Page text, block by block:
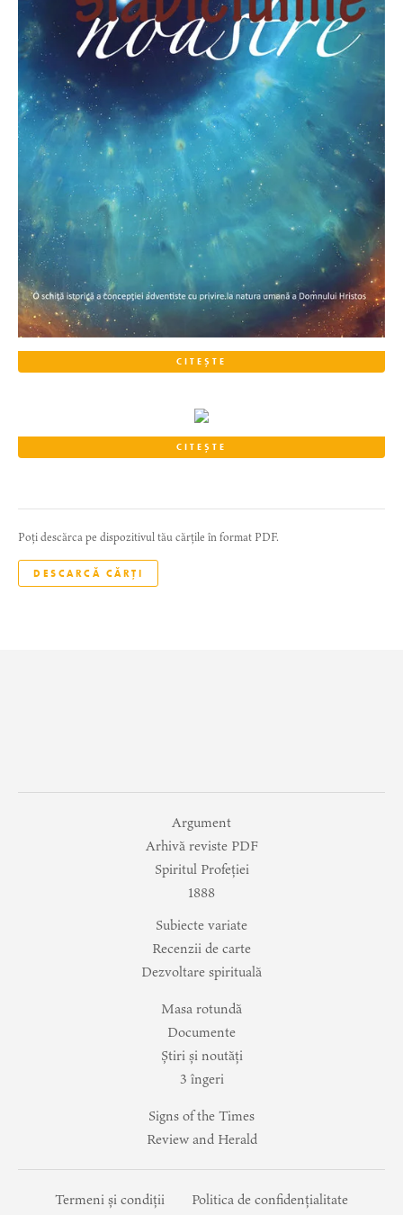
CITEȘTE
CITEȘTE
Poți descărca pe dispozitivul tău cărțile în format PDF.
DESCARCĂ CĂRȚI
Argument
Arhivă reviste PDF
Spiritul Profeției
1888
Subiecte variate
Recenzii de carte
Dezvoltare spirituală
Masa rotundă
Documente
Știri și noutăți
3 îngeri
Signs of the Times
Review and Herald
Termeni și condiții Politica de confidențialitate